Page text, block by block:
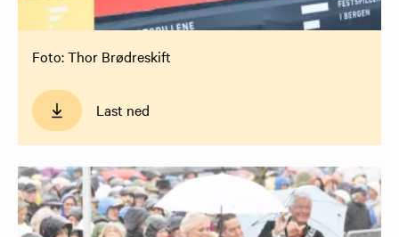
Foto: Thor Brødreskift
Last ned